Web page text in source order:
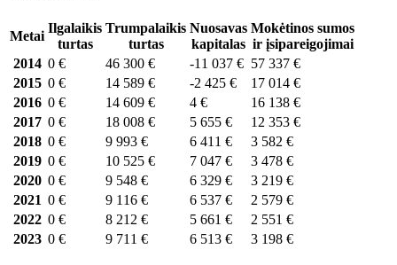
Metai
Ilgalaikis
turtas
Trumpalaikis
turtas
Nuosavas
kapitalas
Mokėtinos sumos
ir įsipareigojimai
2014 0 € 46 300 € -11 037 € 57 337 €
2015 0 € 14 589 € -2 425 €
17 014 €
2016 0 € 14 609 € 4 €
16 138 €
2017 0 € 18 008 € 5 655 €
12 353 €
2018 0 € 9 993 € 6 411 €
3 582 €
2019 0 € 10 525 € 7 047 €
3 478 €
2020 0 € 9 548 € 6 329 €
3 219 €
2021 0 € 9 116 € 6 537 €
2 579 €
2022 0 € 8 212 € 5 661 €
2 551 €
2023 0 € 9 711 € 6 513 € 3 198 €